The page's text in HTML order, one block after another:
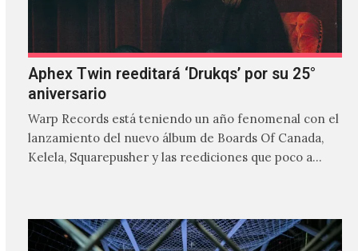
Aphex Twin reeditará ‘Drukqs’ por su 25°
aniversario
Warp Records está teniendo un año fenomenal con el
lanzamiento del nuevo álbum de Boards Of Canada,
Kelela, Squarepusher y las reediciones que poco a…